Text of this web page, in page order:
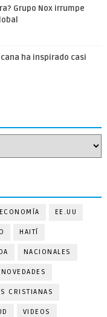
Grupo Nox irrumpe
ha inspirado casi
ECONOMÍA EE.UU
HAITÍ
NACIONALES
NOVEDADES
CRISTIANAS
VIDEOS